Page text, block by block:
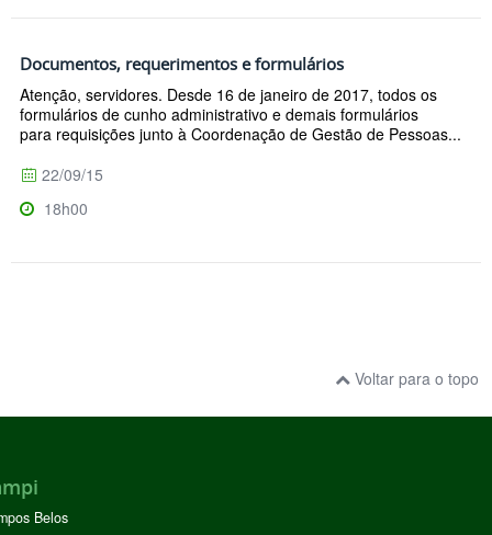
Documentos, requerimentos e formulários
Atenção, servidores. Desde 16 de janeiro de 2017, todos os
formulários de cunho administrativo e demais formulários
para requisições junto à Coordenação de Gestão de Pessoas...
22/09/15
18h00
Voltar para o topo
Belos